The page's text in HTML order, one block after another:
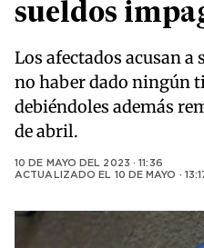
sueldos
Los afectados acusan a
no haber dado ningún
debiéndoles además
de abril.
10 DE MAYO DEL 2023 · 11:36
ACTUALIZADO EL 10 DE MAYO ·